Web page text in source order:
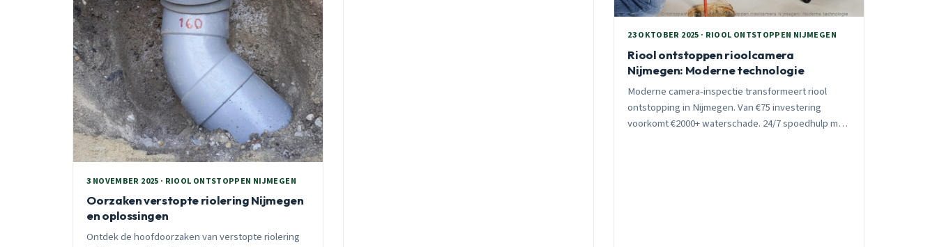
3 NOVEMBER 2025 · RIOOL ONTSTOPPEN NIJMEGEN
Oorzaken verstopte riolering Nijmegen
en oplossingen
Ontdek de hoofdoorzaken van verstopte riolering
23 OKTOBER 2025 · RIOOL ONTSTOPPEN NIJMEGEN
Riool ontstoppen rioolcamera
Nijmegen: Moderne technologie
Moderne camera-inspectie transformeert riool
ontstopping in Nijmegen. Van €75 investering
voorkomt €2000+ waterschade. 24/7 spoedhulp met